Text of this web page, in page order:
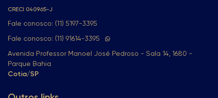
CRECI 040965-J
Fale conosco: (11) 5197-3395
Fale conosco: (11) 91614-3395
Avenida Professor Manoel José Pedroso - Sala 14, 1680 -
Parque Bahia
Cotia/SP